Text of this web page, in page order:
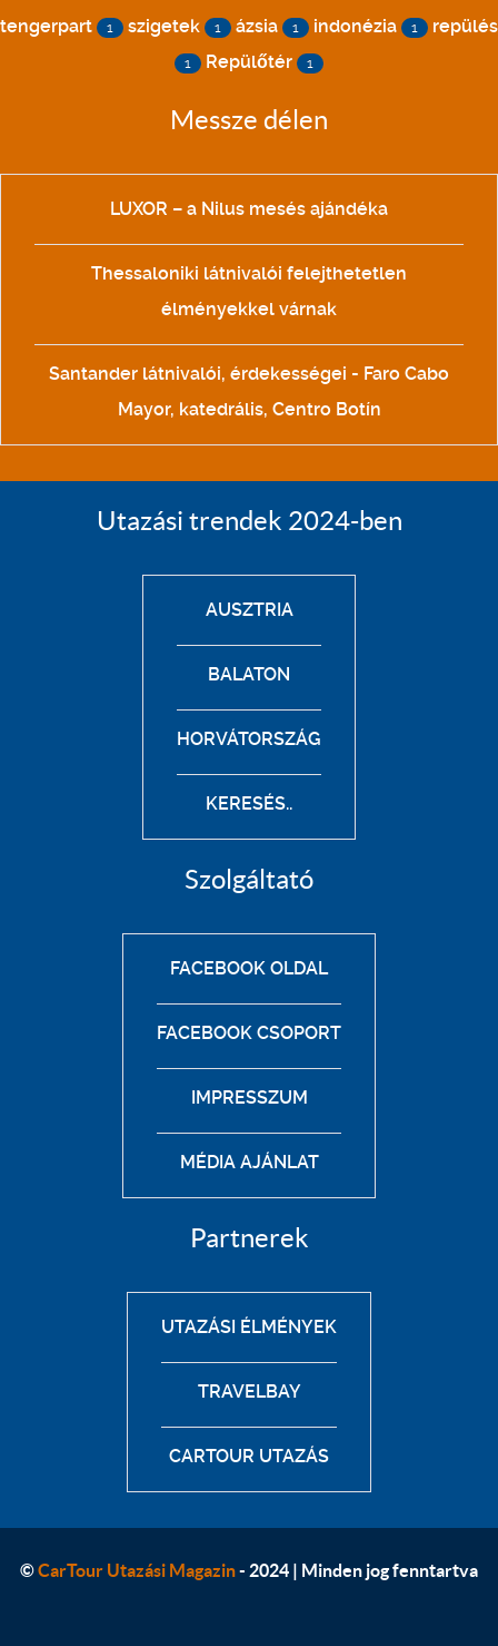
tengerpart 1 szigetek 1 ázsia 1 indonézia 1 repülés
1 Repülőtér 1
Messze délen
LUXOR – a Nilus mesés ajándéka
Thessaloniki látnivalói felejthetetlen
élményekkel várnak
Santander látnivalói, érdekességei - Faro Cabo
Mayor, katedrális, Centro Botín
Utazási trendek 2024-ben
AUSZTRIA
BALATON
HORVÁTORSZÁG
KERESÉS..
Szolgáltató
FACEBOOK OLDAL
FACEBOOK CSOPORT
IMPRESSZUM
MÉDIA AJÁNLAT
Partnerek
UTAZÁSI ÉLMÉNYEK
TRAVELBAY
CARTOUR UTAZÁS
©CarTour Utazási Magazin- 2024 | Minden jog fenntartva